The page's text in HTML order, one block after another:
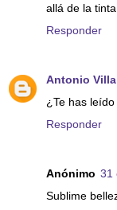
allá de la
Responder
Antonio
¿Te has
Responder
Anónimo 31
Sublime